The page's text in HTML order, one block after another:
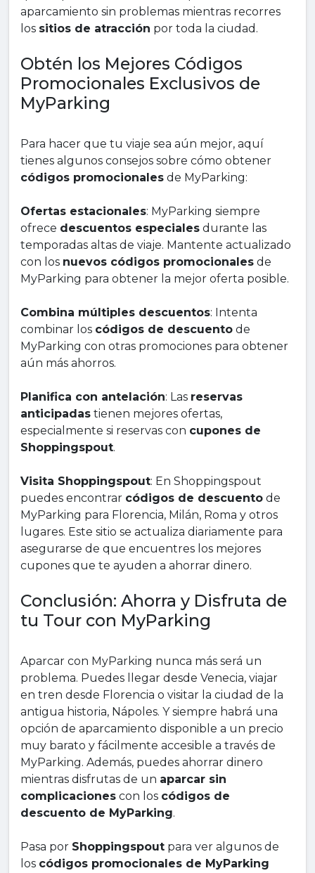
aparcamiento sin problemas mientras recorres
los sitios de atracción por toda la ciudad.
Obtén los Mejores Códigos
Promocionales Exclusivos de
MyParking
Para hacer que tu viaje sea aún mejor, aquí
tienes algunos consejos sobre cómo obtener
códigos promocionales de MyParking:
Ofertas estacionales: MyParking siempre
ofrece descuentos especiales durante las
temporadas altas de viaje. Mantente actualizado
con los nuevos códigos promocionales de
MyParking para obtener la mejor oferta posible.
Combina múltiples descuentos: Intenta
combinar los códigos de descuento de
MyParking con otras promociones para obtener
aún más ahorros.
Planifica con antelación: Las reservas
anticipadas tienen mejores ofertas,
especialmente si reservas con cupones de
Shoppingspout.
Visita Shoppingspout: En Shoppingspout
puedes encontrar códigos de descuento de
MyParking para Florencia, Milán, Roma y otros
lugares. Este sitio se actualiza diariamente para
asegurarse de que encuentres los mejores
cupones que te ayuden a ahorrar dinero.
Conclusión: Ahorra y Disfruta de
tu Tour con MyParking
Aparcar con MyParking nunca más será un
problema. Puedes llegar desde Venecia, viajar
en tren desde Florencia o visitar la ciudad de la
antigua historia, Nápoles. Y siempre habrá una
opción de aparcamiento disponible a un precio
muy barato y fácilmente accesible a través de
MyParking. Además, puedes ahorrar dinero
mientras disfrutas de un aparcar sin
complicaciones con los códigos de
descuento de MyParking.
Pasa por Shoppingspout para ver algunos de
los códigos promocionales de MyParking